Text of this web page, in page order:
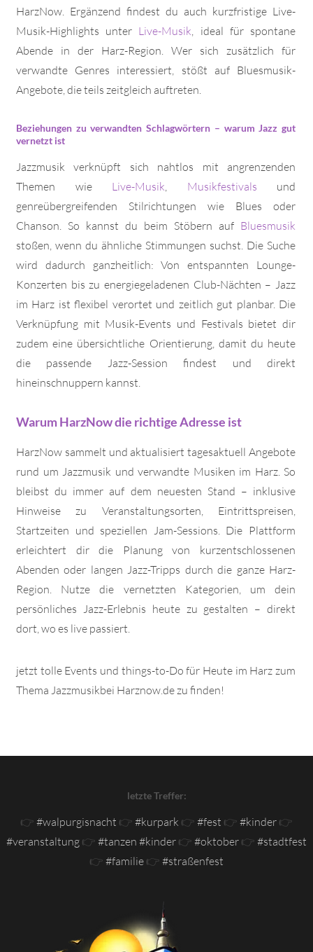
HarzNow. Ergänzend findest du auch kurzfristige Live-
Musik-Highlights unter Live-Musik , ideal für spontane
Abende in der Harz-Region. Wer sich zusätzlich für
verwandte Genres interessiert, stößt auf Bluesmusik-
Angebote, die teils zeitgleich auftreten.
Beziehungen zu verwandten Schlagwörtern – warum Jazz gut
vernetzt ist
Jazzmusik verknüpft sich nahtlos mit angrenzenden
Themen wie Live-Musik, Musikfestivals und
genreübergreifenden Stilrichtungen wie Blues oder
Chanson. So kannst du beim Stöbern auf Bluesmusik
stoßen, wenn du ähnliche Stimmungen suchst. Die Suche
wird dadurch ganzheitlich: Von entspannten Lounge-
Konzerten bis zu energiegeladenen Club-Nächten – Jazz
im Harz ist flexibel verortet und zeitlich gut planbar. Die
Verknüpfung mit Musik-Events und Festivals bietet dir
zudem eine übersichtliche Orientierung, damit du heute
die passende Jazz-Session findest und direkt
hineinschnuppern kannst.
Warum HarzNow die richtige Adresse ist
HarzNow sammelt und aktualisiert tagesaktuell Angebote
rund um Jazzmusik und verwandte Musiken im Harz. So
bleibst du immer auf dem neuesten Stand – inklusive
Hinweise zu Veranstaltungsorten, Eintrittspreisen,
Startzeiten und speziellen Jam-Sessions. Die Plattform
erleichtert dir die Planung von kurzentschlossenen
Abenden oder langen Jazz-Tripps durch die ganze Harz-
Region. Nutze die vernetzten Kategorien, um dein
persönliches Jazz-Erlebnis heute zu gestalten – direkt
dort, wo es live passiert.
jetzt tolle Events und things-to-Do für Heute im Harz zum
Thema Jazzmusikbei Harznow.de zu finden!
letzte Treffer:
👉 #walpurgisnacht 👉 #kurpark 👉 #fest 👉 #kinder 👉
#veranstaltung 👉 #tanzen #kinder 👉 #oktober 👉 #stadtfest
👉 #familie 👉 #straßenfest